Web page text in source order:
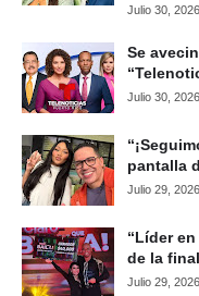
Julio 30, 2026
Se
Julio 30, 2026
pantalla
Julio 29, 2026
“Líder
de la
Julio 29, 2026